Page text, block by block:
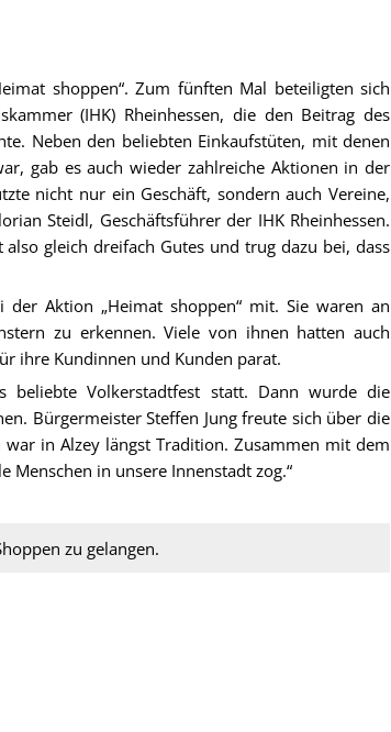
shoppen“. Zum fünften Mal beteiligten sich
(IHK) Rheinhessen, die den Beitrag des
Neben den beliebten Einkaufstüten, mit denen
gab es auch wieder zahlreiche Aktionen in der
nicht nur ein Geschäft, sondern auch Vereine,
Steidl, Geschäftsführer der IHK Rheinhessen.
gleich dreifach Gutes und trug dazu bei, dass
Aktion „Heimat shoppen“ mit. Sie waren an
zu erkennen. Viele von ihnen hatten auch
ihre Kundinnen und Kunden parat.
beliebte Volkerstadtfest statt. Dann wurde die
Bürgermeister Steffen Jung freute sich über die
in Alzey längst Tradition. Zusammen mit dem
Menschen in unsere Innenstadt zog.“
zu gelangen.